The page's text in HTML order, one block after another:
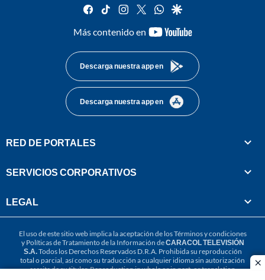
facebook
tiktok instagram
twitterwhatsapp
google
Más contenido en
youtube-
Descarga nuestra app en
Descarga nuestra app en
RED DE PORTALES
SERVICIOS CORPORATIVOS
LEGAL
El uso de este sitio web implica la aceptación de losTérminos y condiciones
y Políticas de Tratamiento de la Información deCARACOL TELEVISIÓN
S.A.Todos los Derechos Reservados D.R.A. Prohibida su reproducción
total o parcial, así como su traducción a cualquier idioma sin autorización
escrita de su titular. Reproduction in whole or in part, or translation